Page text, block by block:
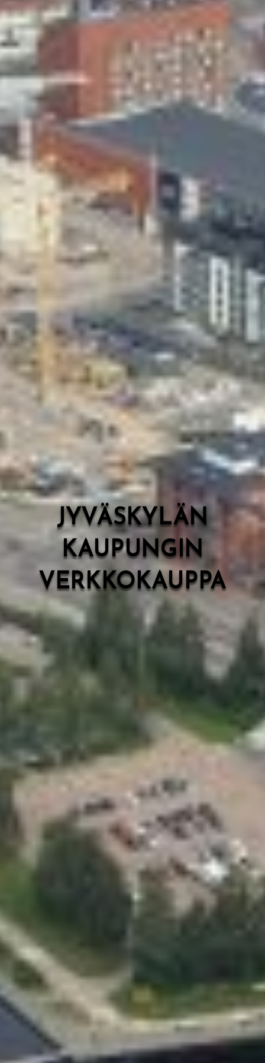
Skeittihalli
Varhaiskasvatus
Ateria- ja välipalamaksut
Mämminiemi
Taideapteekki
Kirjasto
Valon Kaupunki
Lasten Lysti & LystiKylä-festivaali
Ohje
English
JYVÄSKYLÄN
KAUPUNGIN
VERKKOKAUPPA